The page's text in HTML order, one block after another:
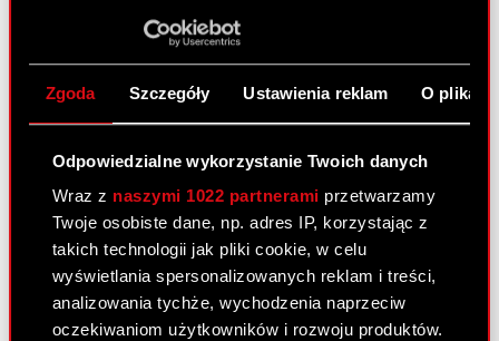
Zgoda Szczegóły Ustawienia reklam O
Odpowiedzialne wykorzystanie Twoich danych
Wraz z naszymi 1022 partnerami przetwarzamy
Twoje osobiste dane, np. adres IP, korzystając z
takich technologii jak pliki cookie, w celu
wyświetlania spersonalizowanych reklam i treści,
analizowania tychże, wychodzenia naprzeciw
oczekiwaniom użytkowników i rozwoju produktów.
26 marca 2021
Temat: Rejestracja akcji serii M Spółki w KDPW
Podstawa prawna: Art. 56 ust. 1 pkt 2 ustawy o
Jagiellońskiej 74 („Spółka”),…Czytaj dalej
PDF
Rejestracja akcji serii M Spółki w KDPW -
ESPI
Raport bieżący nr 12/2021